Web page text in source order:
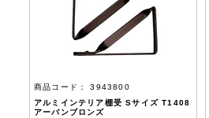
商品コード： 3943800
アルミインテリア棚受 Sサイズ T1408
アーバンブロンズ